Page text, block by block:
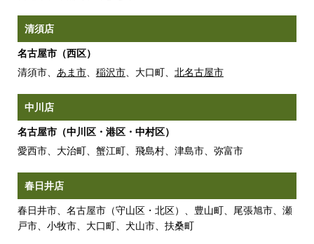
清須店
名古屋市（西区）
清須市、 あま市、 稲沢市、大口町、 北名古屋市
中川店
名古屋市（中川区・港区・中村区）
愛西市、大治町、蟹江町、飛島村、津島市、弥富市
春日井店
春日井市、名古屋市（守山区・北区）、豊山町、尾張旭市、瀬
戸市、小牧市、大口町、犬山市、扶桑町